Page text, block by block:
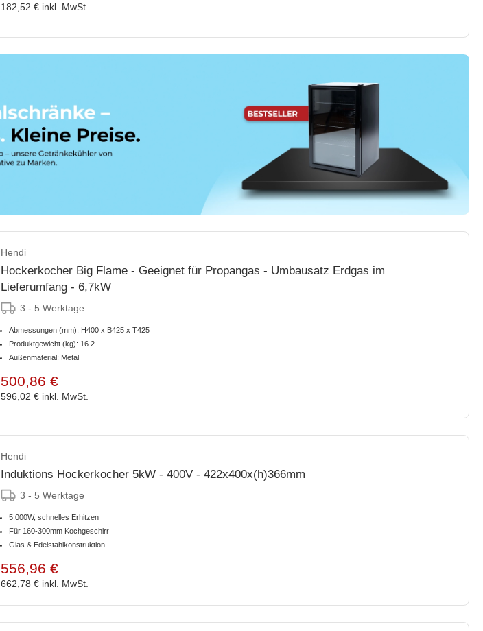
182,52 € inkl. MwSt.
Hendi
Hockerkocher Big Flame - Geeignet für Propangas - Umbausatz Erdgas im
Lieferumfang - 6,7kW
3 - 5 Werktage
Abmessungen (mm): H400 x B425 x T425
Produktgewicht (kg): 16.2
Außenmaterial: Metal
500,86 €
596,02 € inkl. MwSt.
Hendi
Induktions Hockerkocher 5kW - 400V - 422x400x(h)366mm
3 - 5 Werktage
5.000W, schnelles Erhitzen
Für 160-300mm Kochgeschirr
Glas & Edelstahlkonstruktion
556,96 €
662,78 € inkl. MwSt.